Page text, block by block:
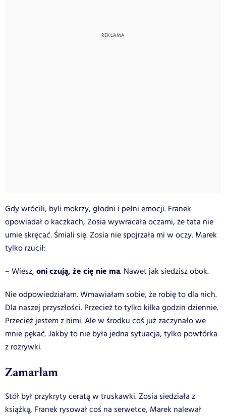
Gdy wrócili, byli mokrzy, głodni i pełni emocji. Franek
opowiadał o kaczkach, Zosia wywracała oczami, że tata nie
umie skręcać. Śmiali się. Zosia nie spojrzała mi w oczy. Marek
tylko rzucił:
– Wiesz, oni czują, że cię nie ma. Nawet jak siedzisz obok.
Nie odpowiedziałam. Wmawiałam sobie, że robię to dla nich.
Dla naszej przyszłości. Przecież to tylko kilka godzin dziennie.
Przecież jestem z nimi.Ale w środku coś już zaczynało we
mnie pękać. Jakby to nie była jedna sytuacja, tylko powtórka
z rozrywki.
Zamarłam
Stół był przykryty ceratą w truskawki. Zosia siedziała z
książką, Franek rysował coś na serwetce, Marek nalewał